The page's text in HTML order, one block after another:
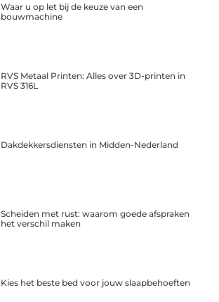
Waar u op let bij de keuze van een
bouwmachine
RVS Metaal Printen: Alles over 3D-printen in
RVS 316L
Dakdekkersdiensten in Midden-Nederland
Scheiden met rust: waarom goede afspraken
het verschil maken
Kies het beste bed voor jouw slaapbehoeften